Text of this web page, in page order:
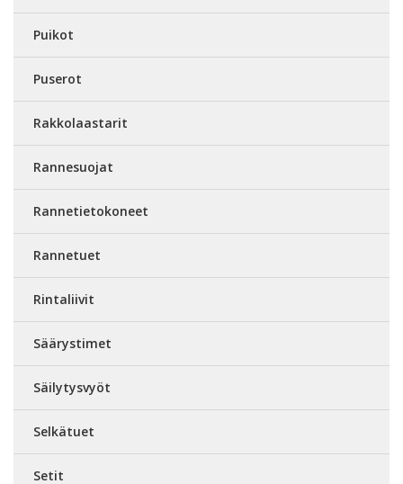
Puikot
Puserot
Rakkolaastarit
Rannesuojat
Rannetietokoneet
Rannetuet
Rintaliivit
Säärystimet
Säilytysvyöt
Selkätuet
Setit